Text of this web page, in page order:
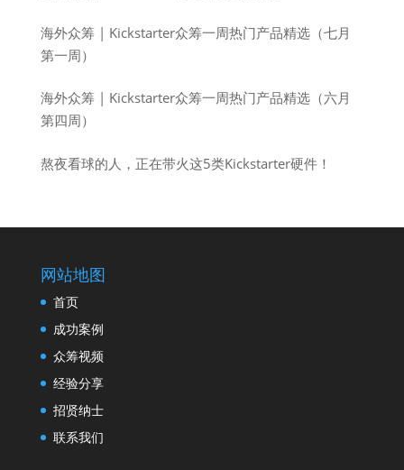
海外众筹 | Kickstarter众筹一周热门产品精选（七月
第一周）
海外众筹 | Kickstarter众筹一周热门产品精选（六月
第四周）
熬夜看球的人，正在带火这5类Kickstarter硬件！
网站地图
首页
成功案例
众筹视频
经验分享
招贤纳士
联系我们